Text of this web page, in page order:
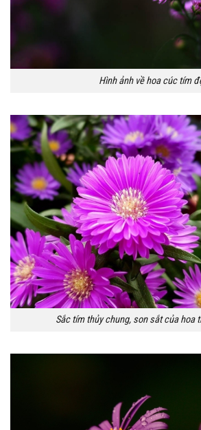
Hình ảnh về hoa cúc tím
Sắc tím thủy chung, son sắt của hoa